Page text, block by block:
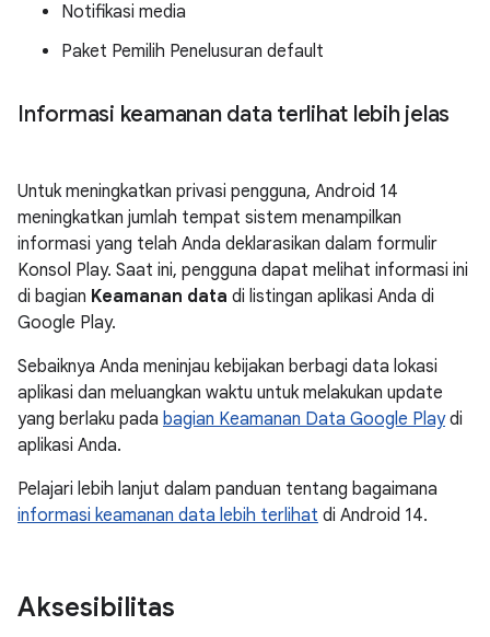
Notifikasi media
Paket Pemilih Penelusuran default
Informasi keamanan data terlihat lebih jelas
Untuk meningkatkan privasi pengguna, Android 14
meningkatkan jumlah tempat sistem menampilkan
informasi yang telah Anda deklarasikan dalam formulir
Konsol Play. Saat ini, pengguna dapat melihat informasi ini
di bagian Keamanan data di listingan aplikasi Anda di
Google Play.
Sebaiknya Anda meninjau kebijakan berbagi data lokasi
aplikasi dan meluangkan waktu untuk melakukan update
yang berlaku pada bagian Keamanan Data Google Playdi
aplikasi Anda.
Pelajari lebih lanjut dalam panduan tentang bagaimana
informasi keamanan data lebih terlihat di Android 14.
Aksesibilitas